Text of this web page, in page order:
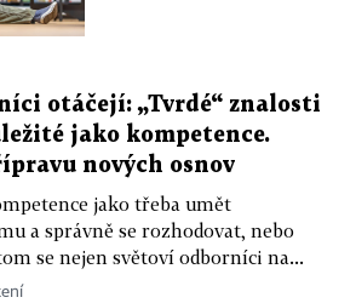
otáčejí: „Tvrdé“ znalosti
jako kompetence.
nových osnov
jako třeba umět
a správně se rozhodovat, nebo
se nejen světoví odborníci na...